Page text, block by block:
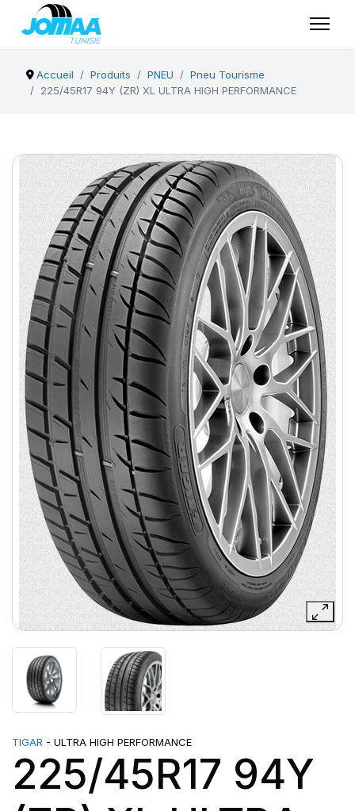
Accueil Produits PNEU
Pneu Tourisme
225/45R17 94Y (ZR) XL ULTRA HIGH PERFORMANCE
TIGAR - ULTRA HIGH PERFORMANCE
225/45R17 94Y